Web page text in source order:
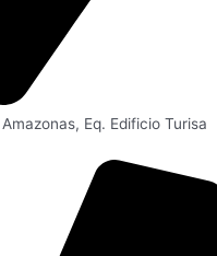
Eq. Edificio Turisa